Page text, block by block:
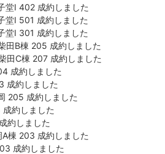
Ⅰ 402 成約しました
Ⅰ 501 成約しました
Ⅰ 301 成約しました
田B棟 205 成約しました
田C棟 207 成約しました
成約しました
成約しました
205 成約しました
約しました
約しました
棟 203 成約しました
成約しました